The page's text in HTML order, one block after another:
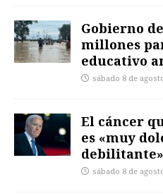
Gobierno
millones
educativo
sábado 8 de
El cáncer
es «muy
sábado 8 de